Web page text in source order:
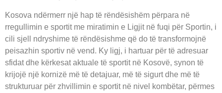
Kosova ndërmerr një hap të rëndësishëm përpara në
rregullimin e sportit me miratimin e Ligjit në fuqi për Sportin, i
cili sjell ndryshime të rëndësishme që do të transformojnë
peisazhin sportiv në vend. Ky ligj, i hartuar për të adresuar
sfidat dhe kërkesat aktuale të sportit në Kosovë, synon të
krijojë një kornizë më të detajuar, më të sigurt dhe më të
strukturuar për zhvillimin e sportit në nivel kombëtar, përmes